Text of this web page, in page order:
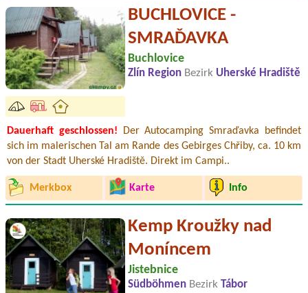
BUCHLOVICE -
SMRAĎAVKA
Buchlovice
Zlín Region Bezirk Uherské Hradiště
Dauerhaft geschlossen! Der Autocamping Smraďavka befindet
sich im malerischen Tal am Rande des Gebirges Chřiby, ca. 10 km
von der Stadt Uherské Hradiště. Direkt im Campi..
Merkbox Karte Info
Kemp Kroužky nad
Moníncem
Jistebnice
Südböhmen Bezirk Tábor